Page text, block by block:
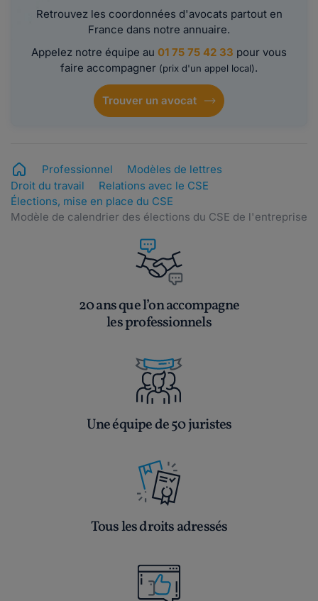
Retrouvez les coordonnées d'avocats partout en
France dans notre annuaire.
Appelez notre équipe au 01 75 75 42 33 pour vous
faire accompagner (prix d'un appel local).
Trouver un avocat
Professionnel
Modèles de lettres
Droit du travail
Relations avec le CSE
Élections, mise en place du CSE
Modèle de calendrier des élections du CSE de l'entreprise
20 ans que l’on accompagne
les professionnels
Une équipe de 50 juristes
Tous les droits adressés